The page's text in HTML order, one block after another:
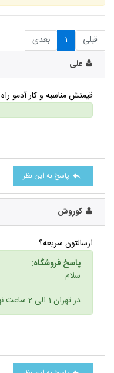
قبلی 1
بعدی
علی
قیمتش مناسبه و کار آدمو راه
پاسخ به این نظر
کوروش
ارسالتون سریعه؟
پاسخ فروشگاه:
سلام
در تهران 1 الی 2 ساعت نهایتا